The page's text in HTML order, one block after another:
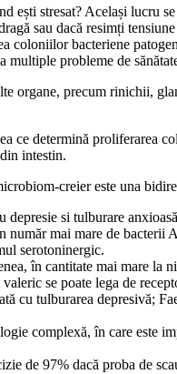
ești stresat? Același lucru
sau dacă resimți
coloniilor bacteriene
multiple probleme de
organe, precum rinichii,
ce determină proliferarea
intestin.
creier este una
si tulburare
număr mai mare de
serotoninergic.
în cantitate mai mare la
se poate lega de
cu tulburarea depresivă;
complexă, în care este
de 97% dacă proba de